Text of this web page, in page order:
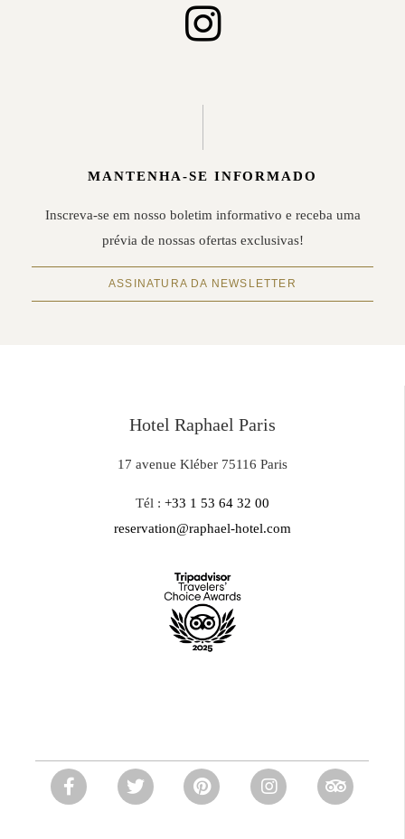
MANTENHA-SE INFORMADO
Inscreva-se em nosso boletim informativo e receba uma
prévia de nossas ofertas exclusivas!
ASSINATURA DA NEWSLETTER
Hotel Raphael Paris
17 avenue Kléber 75116 Paris
Tél : +33 1 53 64 32 00
reservation@raphael-hotel.com